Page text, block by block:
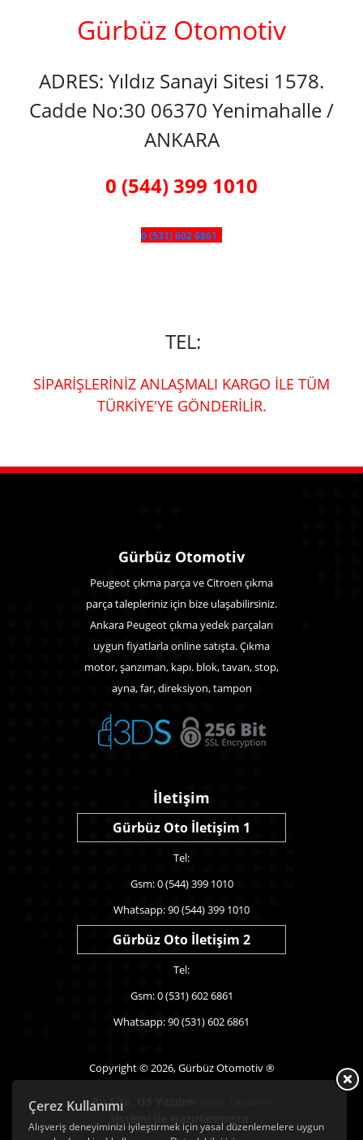
Gürbüz Otomotiv
ADRES: Yıldız Sanayi Sitesi 1578.
Cadde No:30 06370 Yenimahalle /
ANKARA
0 (544) 399 1010
0 (531) 602 6861
TEL:
SİPARİŞLERİNİZ ANLAŞMALI KARGO İLE TÜM
TÜRKİYE'YE GÖNDERİLİR.
Çerez Kullanımı
Alışveriş deneyiminizi iyileştirmek için yasal düzenlemelere uygun
Gürbüz Otomotiv
Peugeot çıkma parça ve Citroen çıkma
parça talepleriniz için bize ulaşabilirsiniz.
Ankara Peugeot çıkma yedek parçaları
uygun fiyatlarla online satışta. Çıkma
motor, şanzıman, kapı. blok, tavan, stop,
ayna, far, direksiyon, tampon
İletişim
Gürbüz Oto İletişim 1
Tel:
Gsm: 0 (544) 399 1010
Whatsapp: 90 (544) 399 1010
Gürbüz Oto İletişim 2
Tel:
Gsm: 0 (531) 602 6861
Whatsapp: 90 (531) 602 6861
Copyright © 2026, Gürbüz Otomotiv ®
Bu Site,